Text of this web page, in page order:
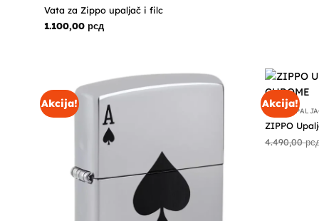
Vata za Zippo upaljač i filc
1.100,00 рсд
Akcija! Akcija!
ZIPPO
ZIPPO
4.490,00